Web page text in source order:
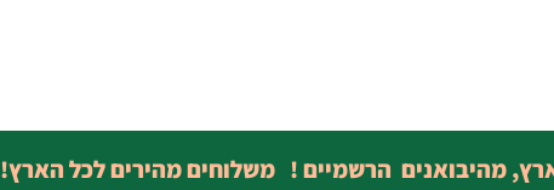
מהיבואנים הרשמיים ! משלוחים מהירים לכל הארץ!